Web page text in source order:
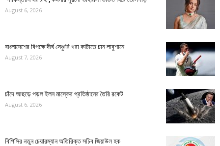
August 6, 2026
বাংলাদেশের বিপক্ষে দীর্ঘ সেঞ্চুরি খরা কাটাতে চান লাবুশানে
August 7, 2026
চাঁদে আছড়ে পড়ল ইলন মাস্কের প্রতিষ্ঠানের তৈরি রকেট
August 6, 2026
বিপিসির নতুন চেয়ারম্যান অতিরিক্ত সচিব জিয়াউল হক